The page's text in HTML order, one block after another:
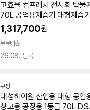
고효율 컴프레서 전시회 박물
70L 공업용제습기 대형제습기
1,317,700원
무료배송
26.08. 등록
쿠팡
대성하이원 산업용 대형 공업
창고용 공장용 1등급 70L